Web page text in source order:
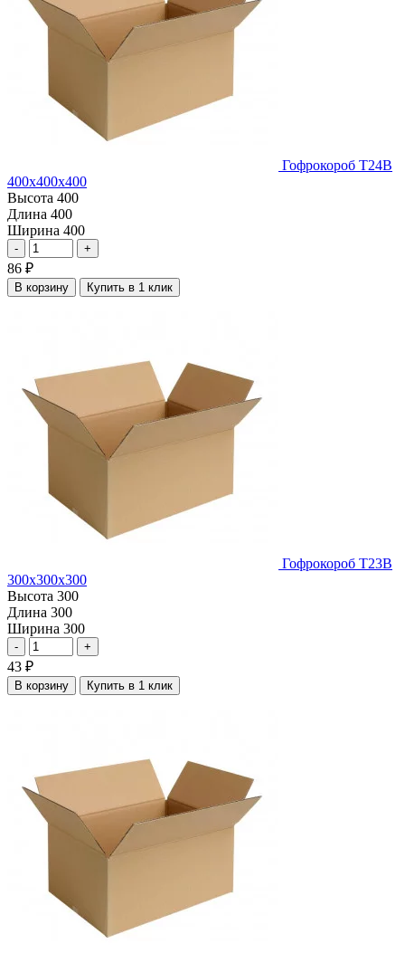
Гофрокороб Т24В
400х400х400
Высота 400
Длина 400
Ширина 400
- +
86 ₽
В корзину Купить в 1 клик
Гофрокороб Т23В
300х300х300
Высота 300
Длина 300
Ширина 300
- +
43 ₽
В корзину Купить в 1 клик